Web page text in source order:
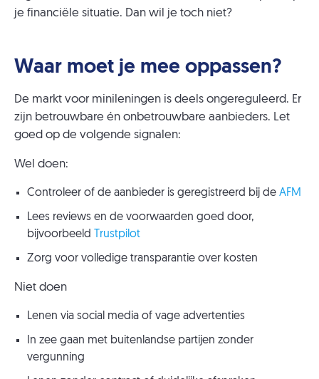
je financiële situatie. Dan wil je toch niet?
Waar moet je mee oppassen?
De markt voor minileningen is deels ongereguleerd. Er
zijn betrouwbare én onbetrouwbare aanbieders. Let
goed op de volgende signalen:
Wel doen:
Controleer of de aanbieder is geregistreerd bij de AFM
Lees reviews en de voorwaarden goed door,
bijvoorbeeld
Trustpilot
Zorg voor volledige transparantie over kosten
Niet doen
Lenen via social media of vage advertenties
In zee gaan met buitenlandse partijen zonder
vergunning